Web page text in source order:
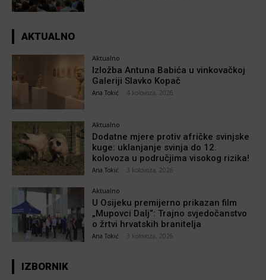
AKTUALNO
Aktualno
Izložba Antuna Babića u vinkovačkoj
Galeriji Slavko Kopač
Ana Tokić 4 kolovoza, 2026
Aktualno
Dodatne mjere protiv afričke svinjske
kuge: uklanjanje svinja do 12.
kolovoza u područjima visokog rizika!
Ana Tokić 3 kolovoza, 2026
Aktualno
U Osijeku premijerno prikazan film
„Mupovci Dalj“: Trajno svjedočanstvo
o žrtvi hrvatskih branitelja
Ana Tokić 3 kolovoza, 2026
IZBORNIK